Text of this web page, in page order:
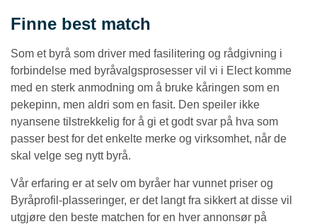
Finne best match
Som et byrå som driver med fasilitering og rådgivning i
forbindelse med byråvalgsprosesser vil vi i Elect komme
med en sterk anmodning om å bruke kåringen som en
pekepinn, men aldri som en fasit. Den speiler ikke
nyansene tilstrekkelig for å gi et godt svar på hva som
passer best for det enkelte merke og virksomhet, når de
skal velge seg nytt byrå.
Vår erfaring er at selv om byråer har vunnet priser og
Byråprofil-plasseringer, er det langt fra sikkert at disse vil
utgjøre den beste matchen for en hver annonsør på